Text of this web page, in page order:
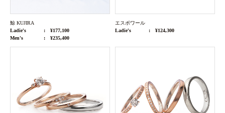
鯨 KUJIRA
Ladie's
¥177,100
Men's
¥235,400
エスポワール
Ladie's
¥124,300